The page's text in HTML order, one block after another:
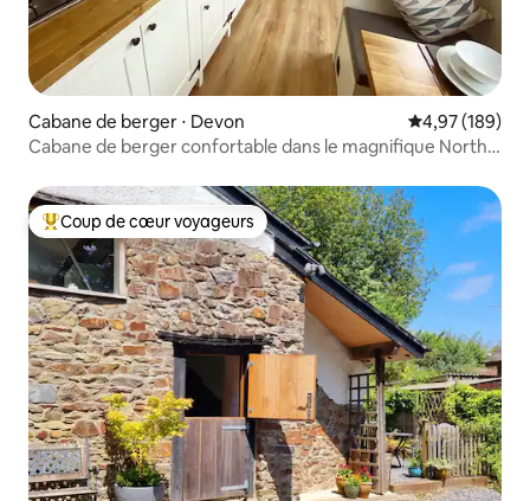
Cabane de berger ⋅ Devon Évaluation
4,97 (189)
Cabane de berger confortable dans le magnifique North
Coups de cœur voyageurs les plus appréciés
Coup de cœur voyageurs